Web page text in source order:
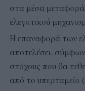
στα μέσα
ελεγκτικού
Η επαναφορά των
αποτελέσει,
στόχους που θα
από το υπερταμείο